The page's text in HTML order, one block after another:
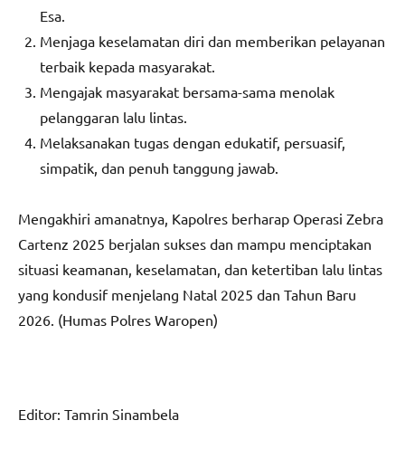
Esa.
Menjaga keselamatan diri dan memberikan pelayanan
terbaik kepada masyarakat.
Mengajak masyarakat bersama-sama menolak
pelanggaran lalu lintas.
Melaksanakan tugas dengan edukatif, persuasif,
simpatik, dan penuh tanggung jawab.
Mengakhiri amanatnya, Kapolres berharap Operasi Zebra
Cartenz 2025 berjalan sukses dan mampu menciptakan
situasi keamanan, keselamatan, dan ketertiban lalu lintas
yang kondusif menjelang Natal 2025 dan Tahun Baru
2026. (Humas Polres Waropen)
Editor: Tamrin Sinambela